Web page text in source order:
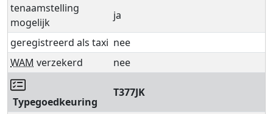
tenaamstelling
mogelijk
ja
geregistreerd als taxi nee
WAM verzekerd nee
Typegoedkeuring
T377JK